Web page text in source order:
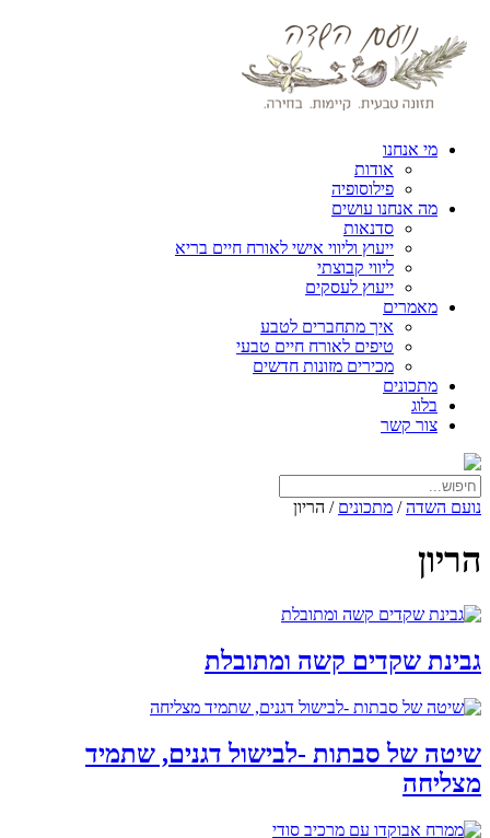
מי אנחנו
אודות
פילוסופיה
מה אנחנו עושים
סדנאות
ייעוץ וליווי אישי לאורח חיים בריא
ליווי קבוצתי
ייעוץ לעסקים
מאמרים
איך מתחברים לטבע
טיפים לאורח חיים טבעי
מכירים מזונות חדשים
מתכונים
בלוג
צור קשר
נועם השדה/ מתכונים / הריון
הריון
גבינת שקדים קשה ומתובלת
שיטה של סבתות -לבישול דגנים, שתמיד
מצליחה